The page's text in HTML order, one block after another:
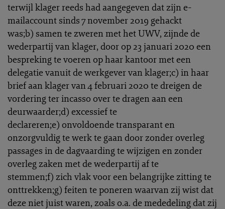
terwijl klager reeds had aangegeven dat zijn e-
mailaccount sinds 7 november 2019 gehackt
was;b) samen te zweren met het UWV, zijnde de
wederpartij van klager, door op 23 januari 2020 een
bespreking te voeren op haar kantoor met een
delegatie vanuit de werkgever van klager;c) in haar
brief aan klager van 4 februari 2020 te dreigen de
vordering ter incasso over te dragen aan een
deurwaarder;d) excessief te
declareren;e) onvoldoende transparant en
onzorgvuldig te werk te gaan door zonder overleg
passages in de dagvaarding te wijzigen en zonder
overleg zaken met de wederpartij af te
stemmen;f) zich vlak voor een belangrijke zitting te
onttrekken;g) feiten te poneren waarvan zij wist dat
deze niet juist waren, zoals o.a. de mededeling dat zij